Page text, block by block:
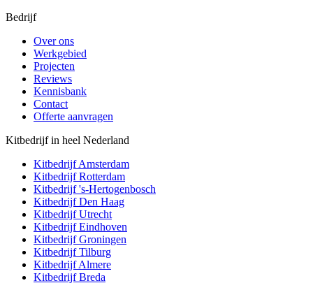
Bedrijf
Over ons
Werkgebied
Projecten
Reviews
Kennisbank
Contact
Offerte aanvragen
Kitbedrijf in heel Nederland
KitbedrijfAmsterdam
KitbedrijfRotterdam
Kitbedrijf's-Hertogenbosch
KitbedrijfDen Haag
KitbedrijfUtrecht
KitbedrijfEindhoven
KitbedrijfGroningen
KitbedrijfTilburg
KitbedrijfAlmere
KitbedrijfBreda